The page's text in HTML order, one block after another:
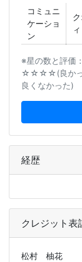
コミュニ
ケーショ
ン
ィ
※星の数と評
☆☆☆☆(良か
良くなかった
経歴
クレジット表
松村 柚花